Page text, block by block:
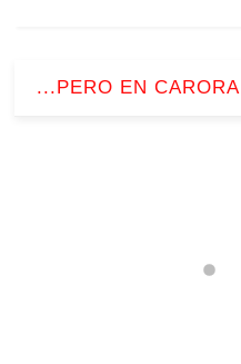
...PERO EN CARORA